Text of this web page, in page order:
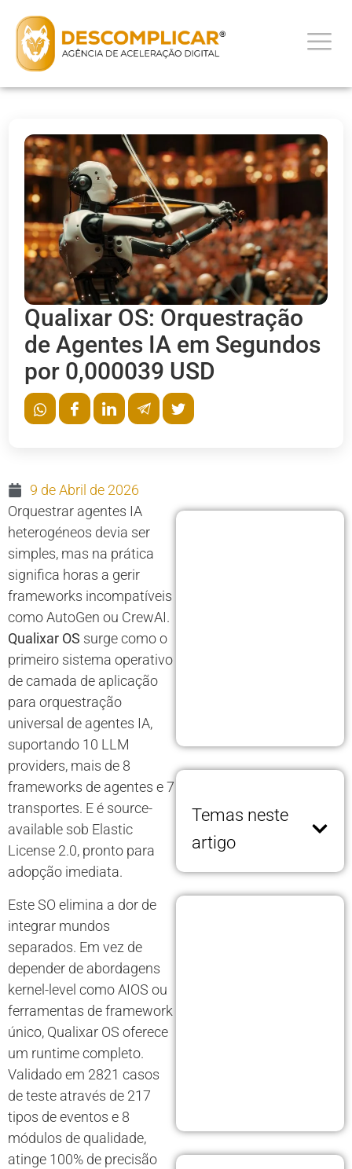
Qualixar OS: Orquestração
de Agentes IA em Segundos
por 0,000039 USD
9 de Abril de 2026
Orquestrar agentes IA
heterogéneos devia ser
simples, mas na prática
significa horas a gerir
frameworks incompatíveis
como AutoGen ou CrewAI.
Qualixar OS surge como o
primeiro sistema operativo
de camada de aplicação
para orquestração
universal de agentes IA,
suportando 10 LLM
providers, mais de 8
frameworks de agentes e 7
transportes. E é source-
available sob Elastic
License 2.0, pronto para
adopção imediata.
Este SO elimina a dor de
integrar mundos
separados. Em vez de
depender de abordagens
kernel-level como AIOS ou
ferramentas de framework
único, Qualixar OS oferece
um runtime completo.
Validado em 2821 casos
de teste através de 217
tipos de eventos e 8
módulos de qualidade,
atinge 100% de precisão
Temas neste
artigo